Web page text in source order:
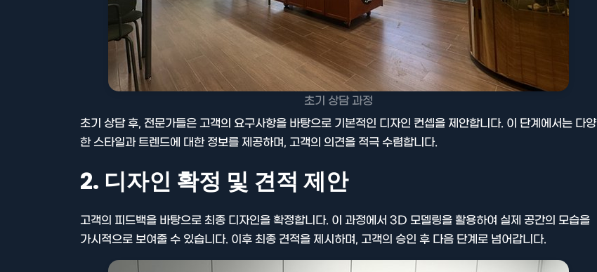
초기 상담 과정
초기 상담 후, 전문가들은 고객의 요구사항을 바탕으로 기본적인 디자인 컨셉을 제안합니다. 이 단계에서는 다양
한 스타일과 트렌드에 대한 정보를 제공하며, 고객의 의견을 적극 수렴합니다.
2. 디자인 확정 및 견적 제안
고객의 피드백을 바탕으로 최종 디자인을 확정합니다. 이 과정에서 3D 모델링을 활용하여 실제 공간의 모습을
가시적으로 보여줄 수 있습니다. 이후 최종 견적을 제시하며, 고객의 승인 후 다음 단계로 넘어갑니다.